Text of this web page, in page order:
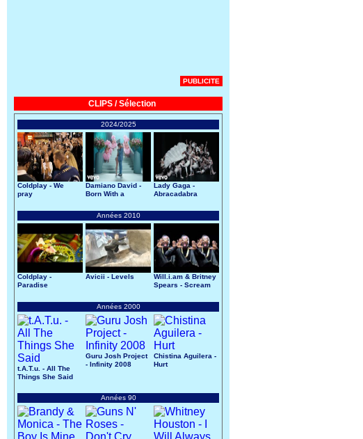
PUBLICITE
CLIPS / Sélection
2024/2025
Coldplay - We
pray
Damiano David -
Born With a
Lady Gaga -
Abracadabra
Années 2010
Coldplay -
Paradise
Avicii - Levels
Will.i.am & Britney
Spears - Scream
Années 2000
t.A.T.u. - All The
Things She Said
Guru Josh Project
- Infinity 2008
Chistina Aguilera -
Hurt
Années 90